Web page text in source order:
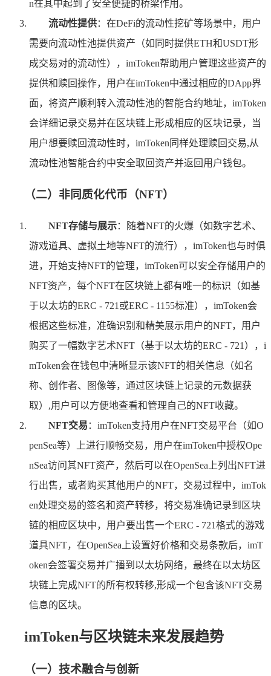
n在其中起到了安全便捷的桥梁作用。
流动性提供：在DeFi的流动性挖矿等场景中，用户
需要向流动性池提供资产（如同时提供ETH和USDT形
成交易对的流动性），imToken帮助用户管理这些资产的
提供和赎回操作，用户在imToken中通过相应的DApp界
面，将资产顺利转入流动性池的智能合约地址，imToken
会详细记录交易并在区块链上形成相应的区块记录，当
用户想要赎回流动性时，imToken同样处理赎回交易,从
流动性池智能合约中安全取回资产并返回用户钱包。
（二）非同质化代币（NFT）
NFT存储与展示：随着NFT的火爆（如数字艺术、
游戏道具、虚拟土地等NFT的流行），imToken也与时俱
进，开始支持NFT的管理，imToken可以安全存储用户的
NFT资产，每个NFT在区块链上都有唯一的标识（如基
于以太坊的ERC - 721或ERC - 1155标准），imToken会
根据这些标准，准确识别和精美展示用户的NFT，用户
购买了一幅数字艺术NFT（基于以太坊的ERC - 721），i
mToken会在钱包中清晰显示该NFT的相关信息（如名
称、创作者、图像等，通过区块链上记录的元数据获
取）,用户可以方便地查看和管理自己的NFT收藏。
NFT交易 ：imToken支持用户在NFT交易平台（如O
penSea等）上进行顺畅交易，用户在imToken中授权Ope
nSea访问其NFT资产，然后可以在OpenSea上列出NFT进
行出售，或者购买其他用户的NFT，交易过程中，imTok
en处理交易的签名和资产转移，将交易准确记录到区块
链的相应区块中，用户要出售一个ERC - 721格式的游戏
道具NFT，在OpenSea上设置好价格和交易条款后，imT
oken会签署交易并广播到以太坊网络，最终在以太坊区
块链上完成NFT的所有权转移,形成一个包含该NFT交易
信息的区块。
imToken与区块链未来发展趋势
（一）技术融合与创新